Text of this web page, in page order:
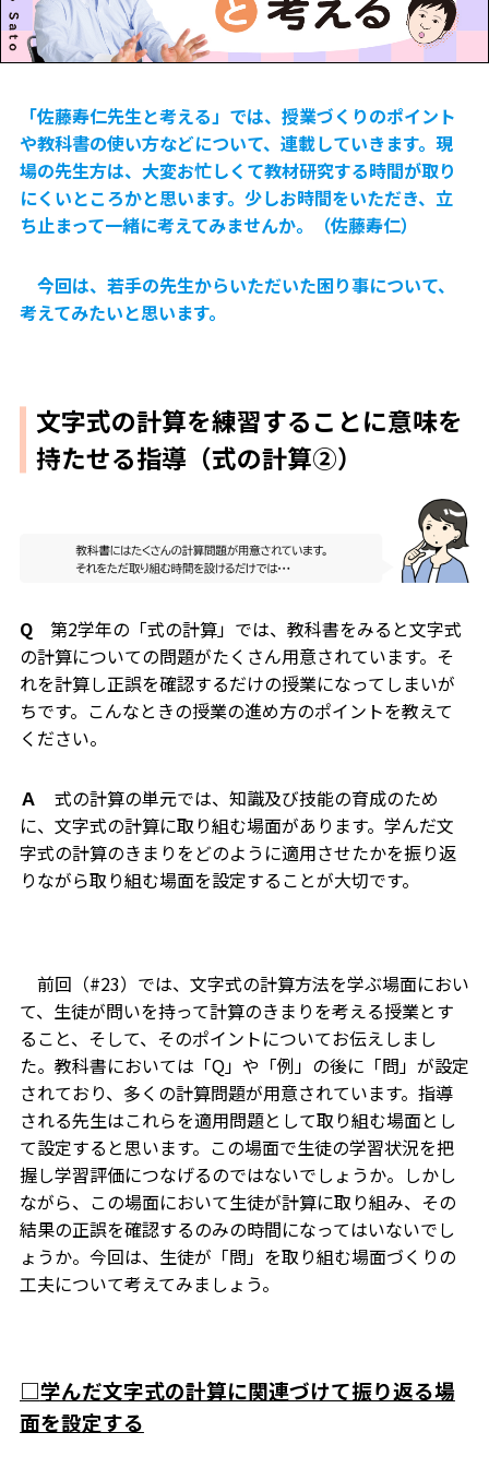
「佐藤寿仁先生と考える」では、授業づくりのポイント
や教科書の使い方などについて、連載していきます。現
場の先生方は、大変お忙しくて教材研究する時間が取り
にくいところかと思います。少しお時間をいただき、立
ち止まって一緒に考えてみませんか。（佐藤寿仁）
今回は、若手の先生からいただいた困り事について、
考えてみたいと思います。
文字式の計算を練習することに意味を
持たせる指導（式の計算②）
Q第2学年の「式の計算」では、教科書をみると文字式
の計算についての問題がたくさん用意されています。そ
れを計算し正誤を確認するだけの授業になってしまいが
ちです。こんなときの授業の進め方のポイントを教えて
ください。
Ａ 式の計算の単元では、知識及び技能の育成のため
に、文字式の計算に取り組む場面があります。学んだ文
字式の計算のきまりをどのように適用させたかを振り返
りながら取り組む場面を設定することが大切です。
前回（#23）では、文字式の計算方法を学ぶ場面におい
て、生徒が問いを持って計算のきまりを考える授業とす
ること、そして、そのポイントについてお伝えしまし
た。教科書においては「Q」や「例」の後に「問」が設定
されており、多くの計算問題が用意されています。指導
される先生はこれらを適用問題として取り組む場面とし
て設定すると思います。この場面で生徒の学習状況を把
握し学習評価につなげるのではないでしょうか。しかし
ながら、この場面において生徒が計算に取り組み、その
結果の正誤を確認するのみの時間になってはいないでし
ょうか。今回は、生徒が「問」を取り組む場面づくりの
工夫について考えてみましょう。
□学んだ文字式の計算に関連づけて振り返る場
面を設定する